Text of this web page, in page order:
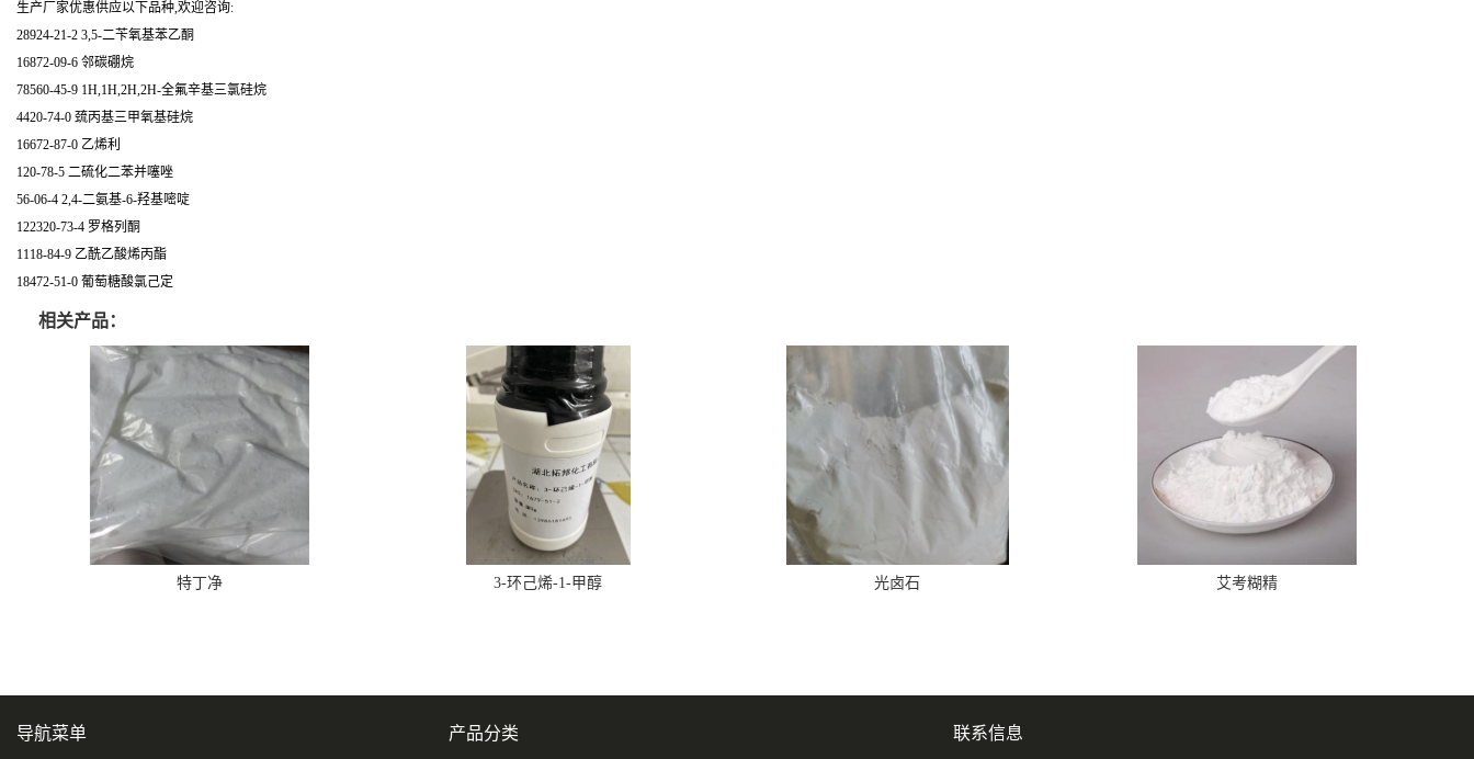
生产厂家优惠供应以下品种,欢迎咨询:
28924-21-2 3,5-二苄氧基苯乙酮
16872-09-6 邻碳硼烷
78560-45-9 1H,1H,2H,2H-全氟辛基三氯硅烷
4420-74-0 巯丙基三甲氧基硅烷
16672-87-0 乙烯利
120-78-5 二硫化二苯并噻唑
56-06-4 2,4-二氨基-6-羟基嘧啶
122320-73-4 罗格列酮
1118-84-9 乙酰乙酸烯丙酯
18472-51-0 葡萄糖酸氯己定
相关产品：
特丁净 3-环己烯-1-甲醇 光卤石 艾考糊精
导航菜单 产品分类 联系信息